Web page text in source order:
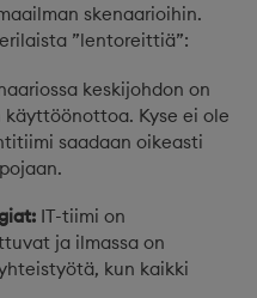
skenaarioihin.
”lentoreittiä”:
keskijohdon on
Kyse ei ole
saadaan oikeasti
IT-tiimi on
ja ilmassa on
kun kaikki